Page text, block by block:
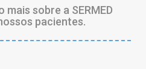
sobre a SERMED
pacientes.